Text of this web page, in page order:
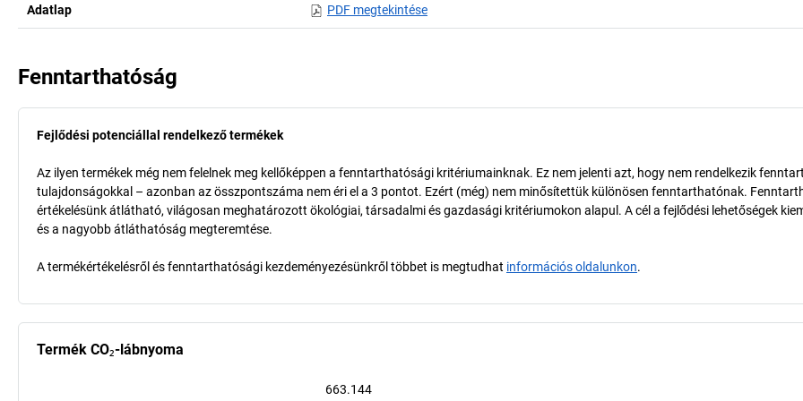
Adatlap PDF megtekintése
Fenntarthatóság
Fejlődési potenciállal rendelkező termékek
Az ilyen termékek még nem felelnek meg kellőképpen a fenntarthatósági kritériumainknak. Ez nem jelenti azt, hogy nem rendelkezik
tulajdonságokkal – azonban az összpontszáma nem éri el a 3 pontot. Ezért (még) nem minősítettük különösen fenntarthatónak.
értékelésünk átlátható, világosan meghatározott ökológiai, társadalmi és gazdasági kritériumokon alapul. A cél a fejlődési lehetőségek
és a nagyobb átláthatóság megteremtése.
A termékértékelésről és fenntarthatósági kezdeményezésünkről többet is megtudhat információs oldalunkon.
Termék CO₂-lábnyoma
663.144